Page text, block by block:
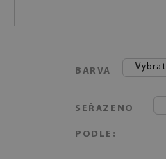
BARVA Vybrat
SEŘAZENO
PODLE: